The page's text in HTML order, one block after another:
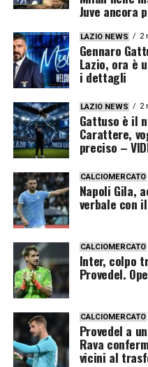
Juve ancora
LAZIO NEWS 2
Gennaro
Lazio, ora è
i dettagli
LAZIO NEWS 2
Gattuso è il
Carattere,
preciso –
CALCIOMERCATO
Napoli Gila,
verbale con
CALCIOMERCATO
Inter, colpo
Provedel.
CALCIOMERCATO
Provedel a
Rava
vicini al